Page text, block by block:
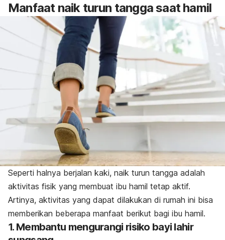
Manfaat naik turun tangga saat hamil
Seperti halnya berjalan kaki, naik turun tangga adalah
aktivitas fisik yang membuat ibu hamil tetap aktif.
Artinya, aktivitas yang dapat dilakukan di rumah ini bisa
memberikan beberapa manfaat berikut bagi ibu hamil.
1. Membantu mengurangi risiko bayi lahir